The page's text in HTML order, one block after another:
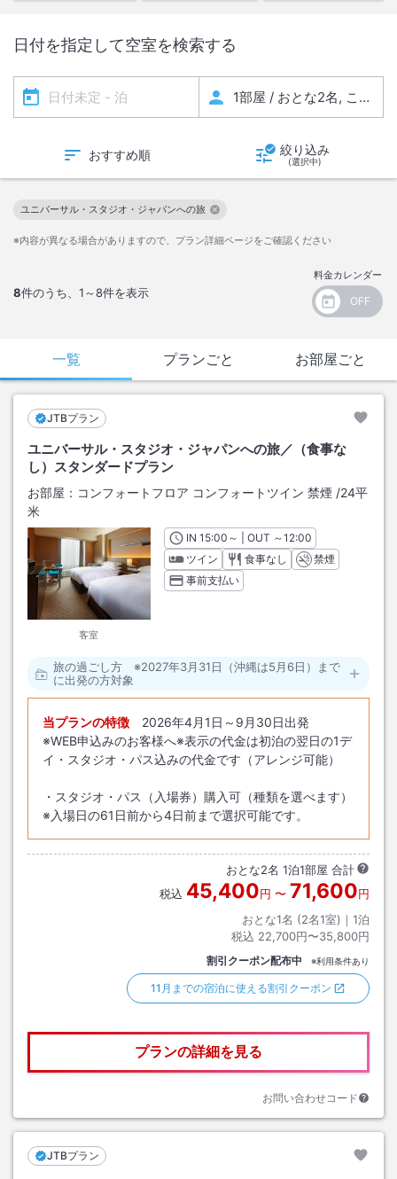
日付を指定して空室を検索する
おすすめ順 絞り込み
(選択中)
8件のうち、 1～8件を表示
料金カレンダー
ユニバーサル・スタジオ・ジャパンへの旅
この絞り込み条件を解除
※内容が異なる場合がありますので、プラン詳細ページをご確認ください
一覧 プランごと お部屋ごと
JTBプラン
ユニバーサル・スタジオ・ジャパンへの旅／（食事な
し）スタンダードプラン
お部屋： コンフォートフロア コンフォートツイン 禁煙 /24平
米
客室
INチェックイン
15:00 ～ | OUT チェックアウト
～12:00
ツイン
食事なし
禁煙
事前支払い
旅の過ごし方 ※2027年3月31日（沖縄は5月6日）まで
に出発の方対象
当プランの特徴 2026年4月1日～9月30日出発
※WEB申込みのお客様へ※表示の代金は初泊の翌日の1デ
イ・スタジオ・パス込みの代金です（アレンジ可能）
・スタジオ・パス（入場券）購入可（種類を選べます）
※入場日の61日前から4日前まで選択可能です。
おとな2名 1泊1部屋 合計
税込 45,400円 〜 71,600円
おとな1名 (2名1室)｜ 1泊
税込 22,700円〜35,800円
割引クーポン配布中 ※利用条件あり
11月までの宿泊に使える割引クーポン
プランの詳細を見る
お問い合わせコード
JTBプラン